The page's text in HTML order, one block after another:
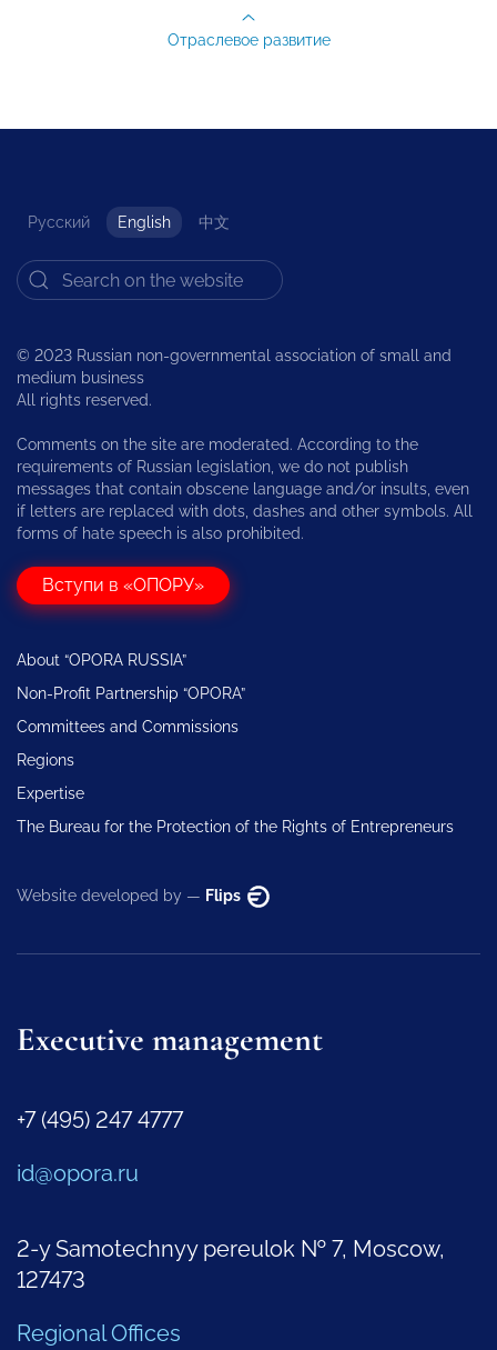
Отраслевое развитие
Русский English 中文
© 2023 Russian non-governmental association of small and
medium business
All rights reserved.
Comments on the site are moderated. According to the
requirements of Russian legislation, we do not publish
messages that contain obscene language and/or insults, even
if letters are replaced with dots, dashes and other symbols. All
forms of hate speech is also prohibited.
Вступи в «ОПОРУ»
About “OPORA RUSSIA”
Non-Profit Partnership “OPORA”
Committees and Commissions
Regions
Expertise
The Bureau for the Protection of the Rights of Entrepreneurs
Website developed by — Flips
Executive management
+7 (495) 247 4777
id@opora.ru
2-y Samotechnyy pereulok № 7, Moscow,
127473
Regional Offices